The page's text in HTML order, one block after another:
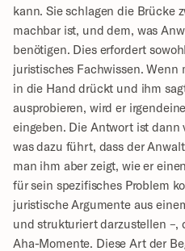
kann. Sie schlagen die Brücke
machbar ist, und dem, was
benötigen. Dies erfordert
juristisches Fachwissen. Wenn
in die Hand drückt und ihm
ausprobieren, wird er
eingeben. Die Antwort ist
was dazu führt, dass der
man ihm aber zeigt, wie er
für sein spezifisches Problem
juristische Argumente aus
und strukturiert darzustellen –,
Aha-Momente. Diese Art der